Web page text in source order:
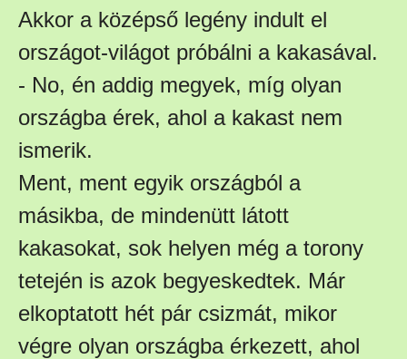
Akkor a középső legény indult el
országot-világot próbálni a kakasával.
- No, én addig megyek, míg olyan
országba érek, ahol a kakast nem
ismerik.
Ment, ment egyik országból a
másikba, de mindenütt látott
kakasokat, sok helyen még a torony
tetején is azok begyeskedtek. Már
elkoptatott hét pár csizmát, mikor
végre olyan országba érkezett, ahol